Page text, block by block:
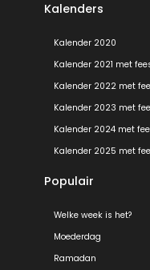
Kalenders
Kalender 2020
Kalender 2021 met
Kalender 2022 met
Kalender 2023 met
Kalender 2024 met
Kalender 2025 met
Populair
Welke week is het?
Moederdag
Ramadan